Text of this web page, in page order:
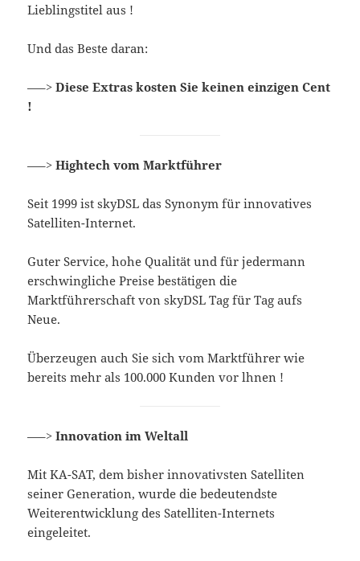
Lieblingstitel aus !
Und das Beste daran:
—–> Diese Extras kosten Sie keinen einzigen Cent
!
—–>Hightech vom Marktführer
Seit 1999 ist skyDSL das Synonym für innovatives
Satelliten-Internet.
Guter Service, hohe Qualität und für jedermann
erschwingliche Preise bestätigen die
Marktführerschaft von skyDSL Tag für Tag aufs
Neue.
Überzeugen auch Sie sich vom Marktführer wie
bereits mehr als 100.000 Kunden vor lhnen !
—–>Innovation im Weltall
Mit KA-SAT, dem bisher innovativsten Satelliten
seiner Generation, wurde die bedeutendste
Weiterentwicklung des Satelliten-Internets
eingeleitet.